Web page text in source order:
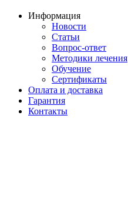
Информация
Новости
Статьи
Вопрос-ответ
Методики лечения
Обучение
Сертификаты
Оплата и доставка
Гарантия
Контакты